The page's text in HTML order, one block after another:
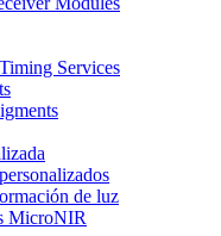
Services
de luz
MicroNIR